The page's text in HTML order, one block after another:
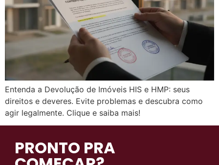
Entenda a Devolução de Imóveis HIS e HMP: seus
direitos e deveres. Evite problemas e descubra como
agir legalmente. Clique e saiba mais!
PRONTO PRA